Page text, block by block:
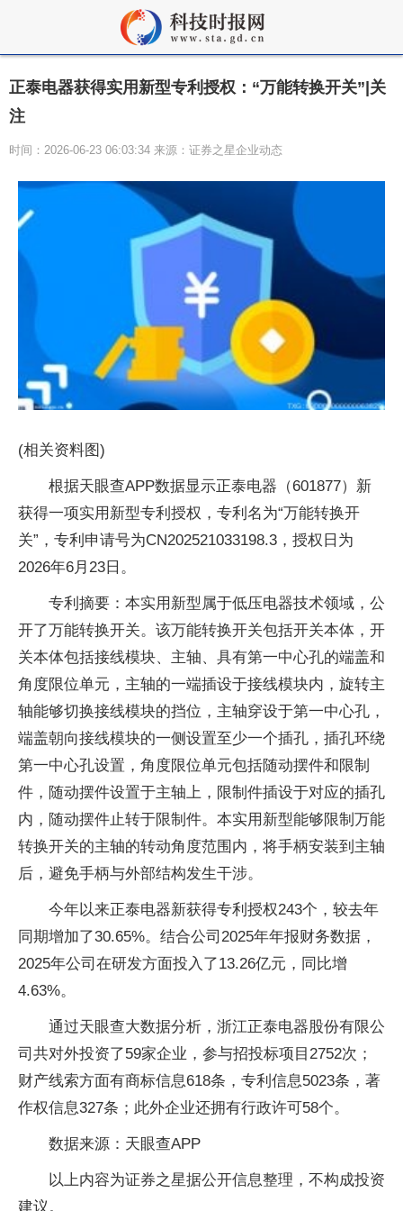
正泰电器获得实用新型专利授权：“万能转换开关”|关
注
时间：2026-06-23 06:03:34 来源：证券之星企业动态
(相关资料图)
根据天眼查APP数据显示正泰电器（601877）新
获得一项实用新型专利授权，专利名为“万能转换开
关”，专利申请号为CN202521033198.3，授权日为
2026年6月23日。
专利摘要：本实用新型属于低压电器技术领域，公
开了万能转换开关。该万能转换开关包括开关本体，开
关本体包括接线模块、主轴、具有第一中心孔的端盖和
角度限位单元，主轴的一端插设于接线模块内，旋转主
轴能够切换接线模块的挡位，主轴穿设于第一中心孔，
端盖朝向接线模块的一侧设置至少一个插孔，插孔环绕
第一中心孔设置，角度限位单元包括随动摆件和限制
件，随动摆件设置于主轴上，限制件插设于对应的插孔
内，随动摆件止转于限制件。本实用新型能够限制万能
转换开关的主轴的转动角度范围内，将手柄安装到主轴
后，避免手柄与外部结构发生干涉。
今年以来正泰电器新获得专利授权243个，较去年
同期增加了30.65%。结合公司2025年年报财务数据，
2025年公司在研发方面投入了13.26亿元，同比增
4.63%。
通过天眼查大数据分析，浙江正泰电器股份有限公
司共对外投资了59家企业，参与招投标项目2752次；
财产线索方面有商标信息618条，专利信息5023条，著
作权信息327条；此外企业还拥有行政许可58个。
数据来源：天眼查APP
以上内容为证券之星据公开信息整理，不构成投资
建议。